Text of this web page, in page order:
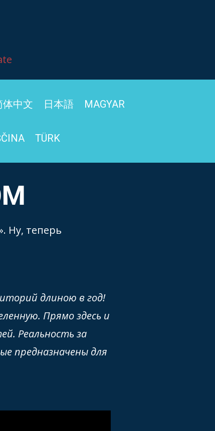
体中文 日本語 MAGYAR
TÜRK
Ну, теперь
длиною в год!
Прямо здесь и
Реальность за
предназначены для